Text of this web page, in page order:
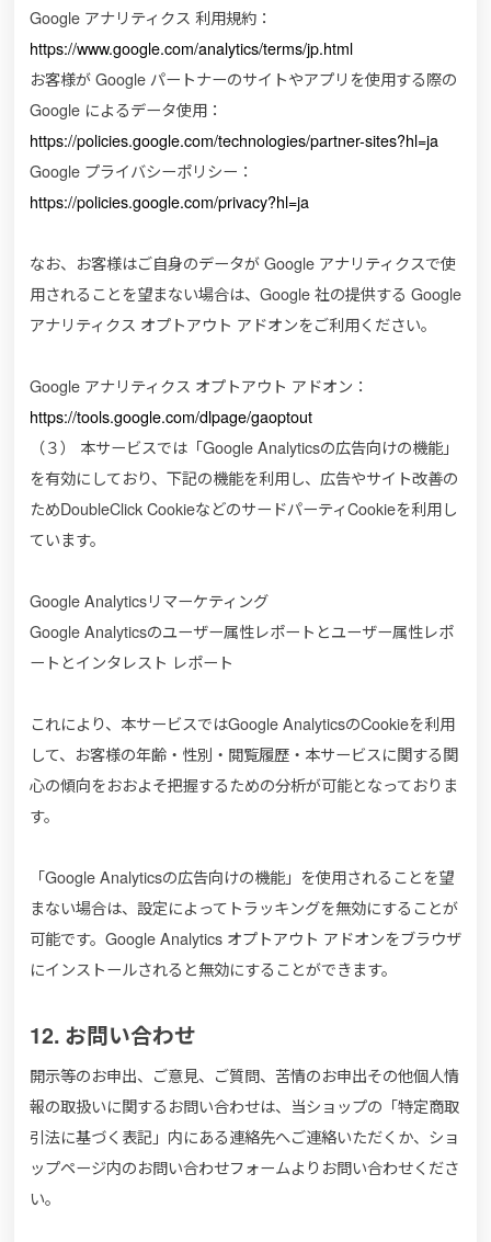
Google アナリティクス 利用規約：
https://www.google.com/analytics/terms/jp.html
お客様が Google パートナーのサイトやアプリを使用する際の
Google によるデータ使用：
https://policies.google.com/technologies/partner-sites?hl=ja
Google プライバシーポリシー：
https://policies.google.com/privacy?hl=ja
なお、お客様はご自身のデータが Google アナリティクスで使
用されることを望まない場合は、Google 社の提供する Google
アナリティクス オプトアウト アドオンをご利用ください。
Google アナリティクス オプトアウト アドオン：
https://tools.google.com/dlpage/gaoptout
（３） 本サービスでは「Google Analyticsの広告向けの機能」
を有効にしており、下記の機能を利用し、広告やサイト改善の
ためDoubleClick CookieなどのサードパーティCookieを利用し
ています。
Google Analyticsリマーケティング
Google Analyticsのユーザー属性レポートとユーザー属性レポ
ートとインタレスト レポート
これにより、本サービスではGoogle AnalyticsのCookieを利用
して、お客様の年齢・性別・閲覧履歴・本サービスに関する関
心の傾向をおおよそ把握するための分析が可能となっておりま
す。
「Google Analyticsの広告向けの機能」を使用されることを望
まない場合は、設定によってトラッキングを無効にすることが
可能です。Google Analytics オプトアウト アドオンをブラウザ
にインストールされると無効にすることができます。
12. お問い合わせ
開示等のお申出、ご意見、ご質問、苦情のお申出その他個人情
報の取扱いに関するお問い合わせは、当ショップの「特定商取
引法に基づく表記」内にある連絡先へご連絡いただくか、ショ
ップページ内のお問い合わせフォームよりお問い合わせくださ
い。